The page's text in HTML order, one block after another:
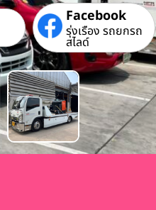
Facebook
รุ่งเรือง รถยกรถ
สไลด์